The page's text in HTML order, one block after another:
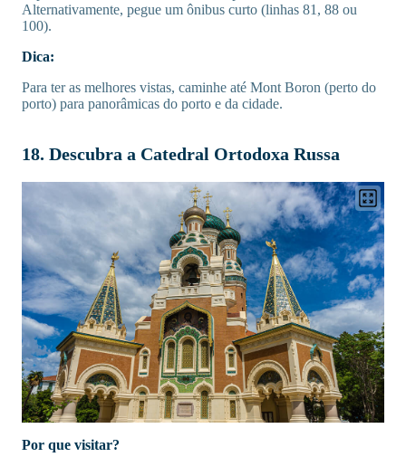
Alternativamente, pegue um ônibus curto (linhas 81, 88 ou
100).
Dica:
Para ter as melhores vistas, caminhe até Mont Boron (perto do
porto) para panorâmicas do porto e da cidade.
18. Descubra a Catedral Ortodoxa Russa
Por que visitar?